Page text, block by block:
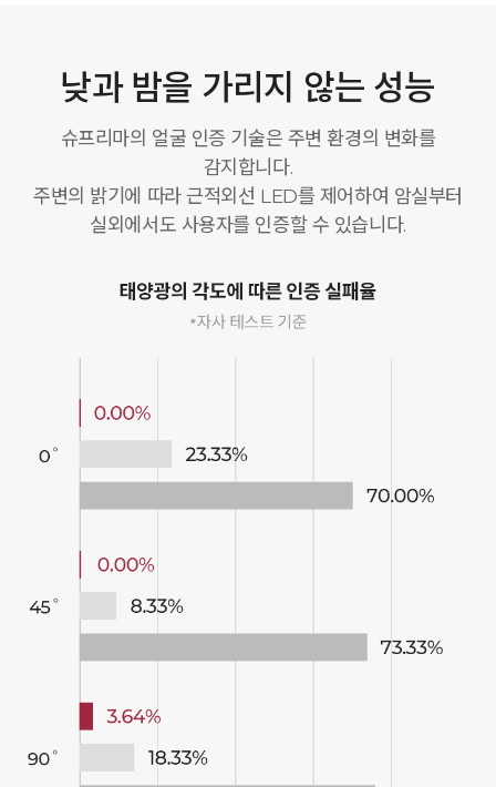
낮과 밤을 가리지 않는 성능
슈프리마의 얼굴 인증 기술은 주변 환경의 변화를
감지합니다.
주변의 밝기에 따라 근적외선 LED를 제어하여 암실부터
실외에서도 사용자를 인증할 수 있습니다.